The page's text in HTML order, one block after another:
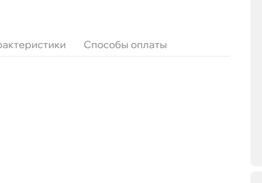
Способы оплаты